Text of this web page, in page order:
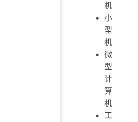
机
小
型
机
微
型
计
算
机
工